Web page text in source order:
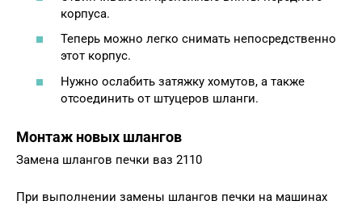
корпуса.
Теперь можно легко снимать непосредственно
этот корпус.
Нужно ослабить затяжку хомутов, а также
отсоединить от штуцеров шланги.
Монтаж новых шлангов
Замена шлангов печки ваз 2110
При выполнении замены шлангов печки на машинах